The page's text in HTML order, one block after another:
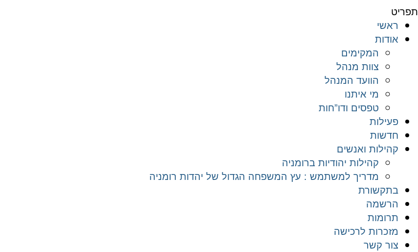
תפריט
ראשי
אודות
המקימים
צוות מנהל
הוועד המנהל
מי איתנו
טפסים ודו”חות
פעילות
חדשות
קהילות ואנשים
קהילות יהודיות ברומניה
מדריך למשתמש : עץ המשפחה הגדול של יהדות רומניה
בתקשורת
הרשמה
תרומות
מזכרות לרכישה
צור קשר